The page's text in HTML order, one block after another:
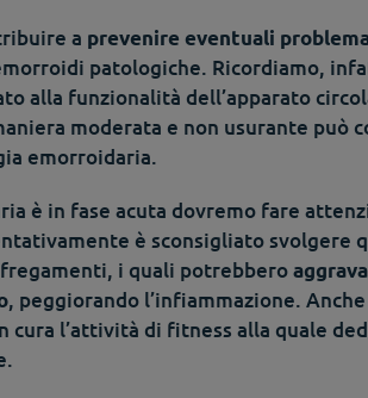
a prevenire eventuali
patologiche. Ricordiamo,
alla funzionalità dell’apparato
moderata e non usurante può
emorroidaria.
è in fase acuta dovremo fare
è sconsigliato svolgere
i quali potrebbero
, peggiorando l’infiammazione.
cura l’attività di fitness alla quale